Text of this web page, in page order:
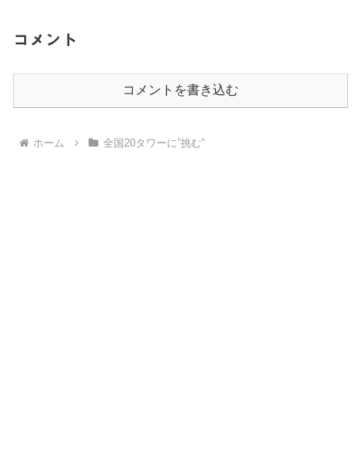
コメント
コメントを書き込む
ホーム 全国20タワーに”挑む”